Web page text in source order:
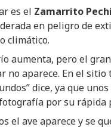
es el Zamarrito
en peligro de
climático.
aumenta, pero el
aparece. En el sitio
dice, ya que
por su rápida
el ave aparece y se